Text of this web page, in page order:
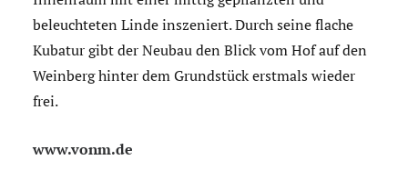
beleuchteten Linde inszeniert. Durch seine flache
Kubatur gibt der Neubau den Blick vom Hof auf den
Weinberg hinter dem Grundstück erstmals wieder
frei.
www.vonm.de